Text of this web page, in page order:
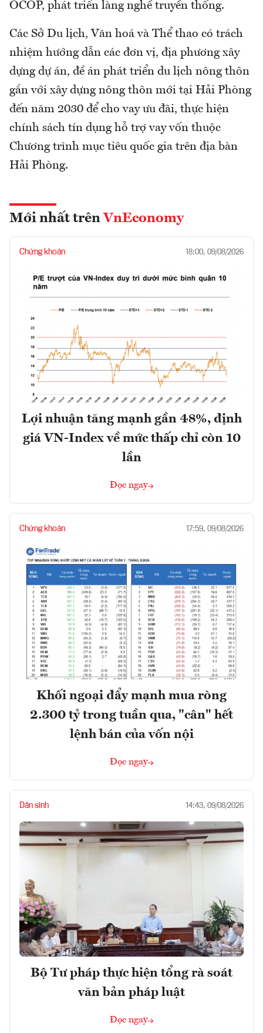
OCOP, phát triển làng nghề truyền thống.
Các Sở Du lịch, Văn hoá và Thể thao có trách
nhiệm hướng dẫn các đơn vị, địa phương xây
dựng dự án, đề án phát triển du lịch nông thôn
gắn với xây dựng nông thôn mới tại Hải Phòng
đến năm 2030 để cho vay ưu đãi, thực hiện
chính sách tín dụng hỗ trợ vay vốn thuộc
Chương trình mục tiêu quốc gia trên địa bàn
Hải Phòng.
Mới nhất trên VnEconomy
Chứng khoán 18:00, 09/08/2026
Lợi nhuận tăng mạnh gần 48%, định
giá VN-Index về mức thấp chỉ còn 10
lần
Đọc ngay
Chứng khoán 17:59, 09/08/2026
Khối ngoại đẩy mạnh mua ròng
2.300 tỷ trong tuần qua, "cân" hết
lệnh bán của vốn nội
Đọc ngay
Dân sinh 14:43, 09/08/2026
Bộ Tư pháp thực hiện tổng rà soát
văn bản pháp luật
Đọc ngay